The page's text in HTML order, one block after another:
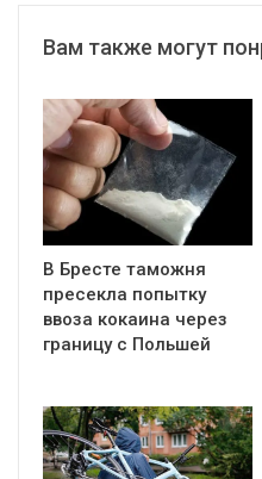
Вам также могут
В Бресте таможня
пресекла попытку
ввоза кокаина через
границу с Польшей